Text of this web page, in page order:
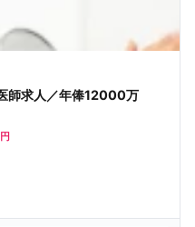
師求人／年俸12000万